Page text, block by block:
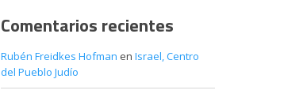
Comentarios recientes
Rubén Freidkes Hofman en Israel, Centro
del Pueblo Judío